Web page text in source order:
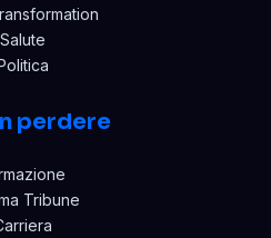
Salute
perdere
Tribune